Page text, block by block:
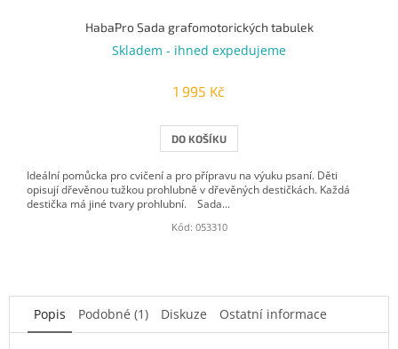
HabaPro Sada grafomotorických tabulek
Skladem - ihned expedujeme
1 995 Kč
DO KOŠÍKU
Ideální pomůcka pro cvičení a pro přípravu na výuku psaní. Děti
opisují dřevěnou tužkou prohlubně v dřevěných destičkách. Každá
destička má jiné tvary prohlubní. Sada...
Kód: 053310
Popis Podobné (1) Diskuze Ostatní informace